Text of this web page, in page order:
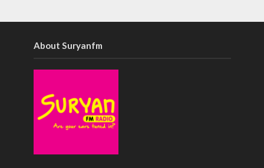
About Suryanfm